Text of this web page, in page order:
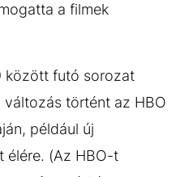
a filmek
között futó sorozat
történt az HBO
például új
élére. (Az HBO-t